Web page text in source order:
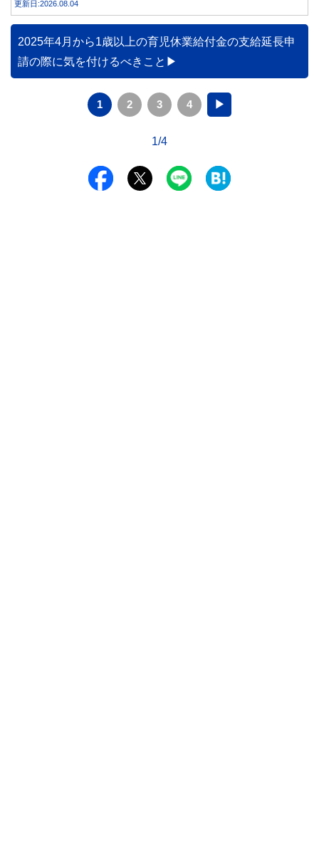
更新日:2026.08.04
2025年4月から1歳以上の育児休業給付金の支給延長申
請の際に気を付けるべきこと
1 2 3 4 ▶
1/4